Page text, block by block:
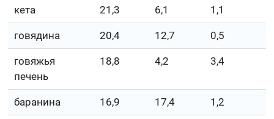
кета 21,3 6,1 1,1
говядина 20,4 12,7 0,5
говяжья
печень
18,8 4,2 3,4
баранина 16,9 17,4 1,2